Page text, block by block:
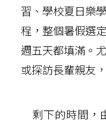
習、學校夏日樂
程，整個暑假選
週五天都填滿。
或探訪長輩親友
剩下的時間，